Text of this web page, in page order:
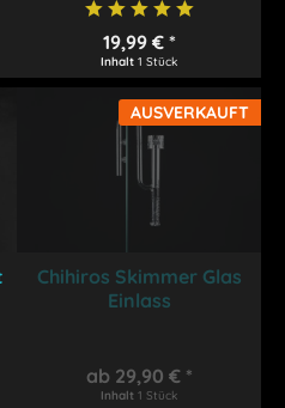
19,99 € *
Inhalt1 Stück
AUSVERKAUFT
Chihiros Skimmer Glas
Einlass
ab 29,90 € *
Inhalt1 Stück